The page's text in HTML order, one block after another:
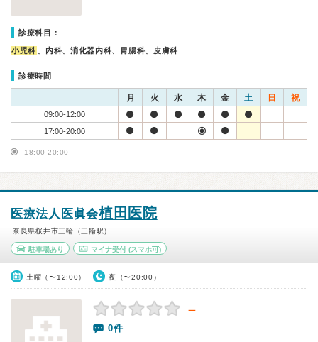
診療科目：
小児科 、内科、消化器内科、胃腸科、皮膚科
診療時間
月 火 水 木 金 土 日 祝
09:00-12:00
17:00-20:00
18:00-20:00
医療法人医眞会植田医院
奈良県桜井市三輪（三輪駅）
駐車場あり マイナ受付(スマホ可)
土曜（〜12:00） 夜（〜20:00）
－
0件